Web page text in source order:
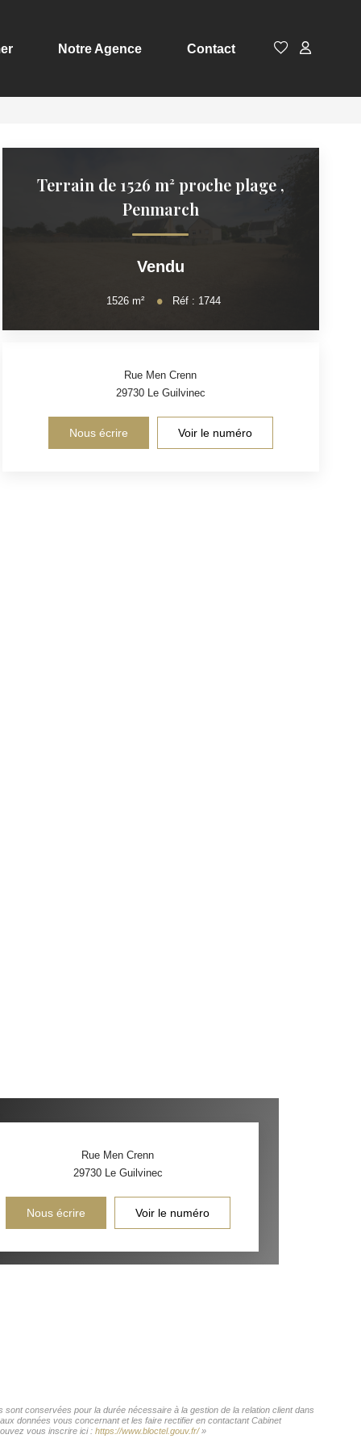
Notre Agence Contact
Terrain de 1526 m² proche plage ,
Penmarch
Vendu
1526m² Réf : 1744
Rue Men Crenn
29730 Le Guilvinec
Nous écrire Voir le numéro
Rue Men Crenn
29730 Le Guilvinec
Nous écrire Voir le numéro
conservées pour la durée nécessaire à la gestion de la relation client dans
données vous concernant et les faire rectifier en contactant Cabinet
vous inscrire ici : https://www.bloctel.gouv.fr/»